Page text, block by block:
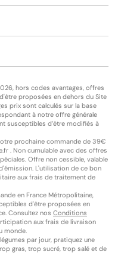
hors codes avantages, offres
proposées en dehors du Site
prix sont calculés sur la base
à notre offre générale
susceptibles d’être modifiés à
prochaine commande de 39€
. Non cumulable avec des offres
Offre non cessible, valable
L'utilisation de ce bon
aux frais de traitement de
en France Métropolitaine,
d'être proposées en
Consultez nos Conditions
aux frais de livraison
monde.
par jour, pratiquez une
gras, trop sucré, trop salé et de